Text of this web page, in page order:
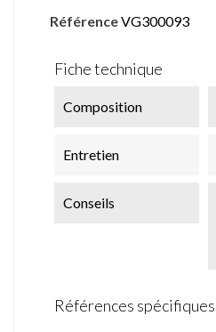
RéférenceVG300093
Fiche technique
Composition
Entretien
Conseils
Références spécifiques